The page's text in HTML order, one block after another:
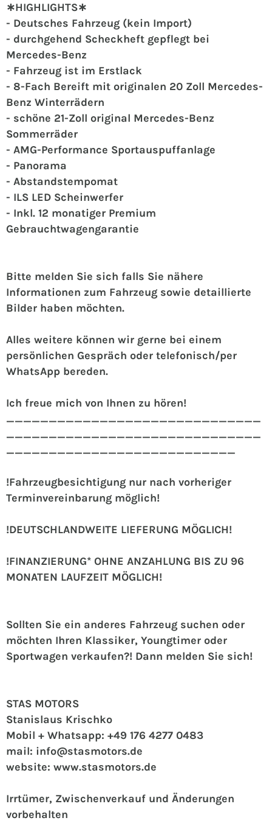
∗HIGHLIGHTS∗
- Deutsches Fahrzeug (kein Import)
- durchgehend Scheckheft gepflegt bei
Mercedes-Benz
- Fahrzeug ist im Erstlack
- 8-Fach Bereift mit originalen 20 Zoll Mercedes-
Benz Winterrädern
- schöne 21-Zoll original Mercedes-Benz
Sommerräder
- AMG-Performance Sportauspuffanlage
- Panorama
- Abstandstempomat
- ILS LED Scheinwerfer
- Inkl. 12 monatiger Premium
Gebrauchtwagengarantie
Bitte melden Sie sich falls Sie nähere
Informationen zum Fahrzeug sowie detaillierte
Bilder haben möchten.
Alles weitere können wir gerne bei einem
persönlichen Gespräch oder telefonisch/per
WhatsApp bereden.
Ich freue mich von Ihnen zu hören!
______________________________
______________________________
___________________________
!Fahrzeugbesichtigung nur nach vorheriger
Terminvereinbarung möglich!
!DEUTSCHLANDWEITE LIEFERUNG MÖGLICH!
!FINANZIERUNG* OHNE ANZAHLUNG BIS ZU 96
MONATEN LAUFZEIT MÖGLICH!
Sollten Sie ein anderes Fahrzeug suchen oder
möchten Ihren Klassiker, Youngtimer oder
Sportwagen verkaufen?! Dann melden Sie sich!
STAS MOTORS
Stanislaus Krischko
Mobil + Whatsapp: +49 176 4277 0483
mail: info@stasmotors.de
website: www.stasmotors.de
Irrtümer, Zwischenverkauf und Änderungen
vorbehalten